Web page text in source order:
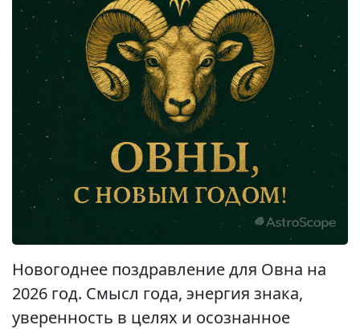
Новогоднее поздравление для Овна на
2026 год. Смысл года, энергия знака,
уверенность в целях и осознанное